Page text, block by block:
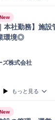
New
本社勤務】施
環境◎
ズ株式会社
もっと見る
New